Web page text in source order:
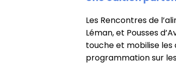
Les Rencontres de
Léman, et Pousses
touche et mobilise
programmation sur